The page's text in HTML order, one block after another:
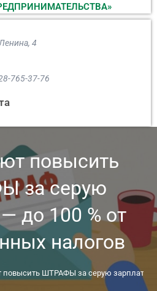
4​
765-37-76
повысить
за серую
до 100 % от
налогов
ШТРАФЫ за серую зарплату —